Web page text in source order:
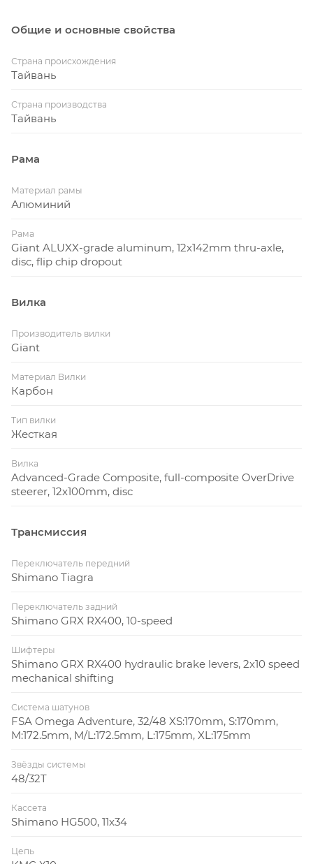
Общие и основные свойства
Страна происхождения
Тайвань
Страна производства
Тайвань
Рама
Материал рамы
Алюминий
Рама
Giant ALUXX-grade aluminum, 12x142mm thru-axle,
disc, flip chip dropout
Вилка
Производитель вилки
Giant
Материал Вилки
Карбон
Тип вилки
Жесткая
Вилка
Advanced-Grade Composite, full-composite OverDrive
steerer, 12x100mm, disc
Трансмиссия
Переключатель передний
Shimano Tiagra
Переключатель задний
Shimano GRX RX400, 10-speed
Шифтеры
Shimano GRX RX400 hydraulic brake levers, 2x10 speed
mechanical shifting
Система шатунов
FSA Omega Adventure, 32/48 XS:170mm, S:170mm,
M:172.5mm, M/L:172.5mm, L:175mm, XL:175mm
Звёзды системы
48/32T
Кассета
Shimano HG500, 11x34
Цепь